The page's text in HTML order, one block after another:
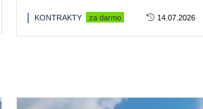
inteligencja połączy loty,
hotele i transfery
KONTRAKTY za darmo 14.07.2026